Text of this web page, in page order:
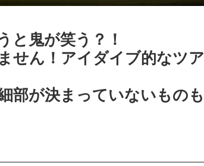
と鬼が笑う？！
せん！アイダイブ的なツ
部が決まっていないもの